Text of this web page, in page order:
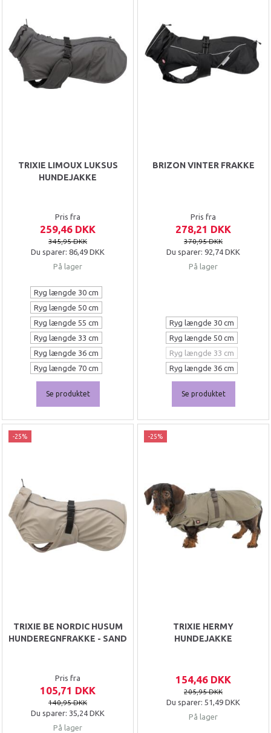
TRIXIE LIMOUX LUKSUS
HUNDEJAKKE
Pris fra
259,46 DKK
345,95 DKK
Du sparer: 86,49 DKK
På lager
Ryg længde 30 cm
Ryg længde 50 cm
Ryg længde 55 cm
Ryg længde 33 cm
Ryg længde 36 cm
Ryg længde 70 cm
Se produktet
BRIZON VINTER FRAKKE
Pris fra
278,21 DKK
370,95 DKK
Du sparer: 92,74 DKK
På lager
Ryg længde 30 cm
Ryg længde 50 cm
Ryg længde 33 cm
Ryg længde 36 cm
Se produktet
-25%
TRIXIE BE NORDIC HUSUM
HUNDEREGNFRAKKE - SAND
Pris fra
105,71 DKK
140,95 DKK
Du sparer: 35,24 DKK
På lager
-25%
TRIXIE HERMY
HUNDEJAKKE
154,46 DKK
205,95 DKK
Du sparer: 51,49 DKK
På lager